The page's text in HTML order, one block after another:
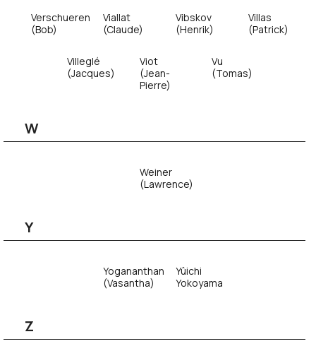
Verschueren
(Bob)
Viallat
(Claude)
Vibskov
(Henrik)
Villas
(Patrick)
Villeglé
(Jacques)
Viot
(Jean-
Pierre)
Vu
(Tomas)
W
Weiner
(Lawrence)
Y
Yogananthan
(Vasantha)
Yûichi
Yokoyama
Z